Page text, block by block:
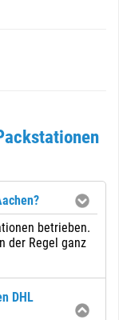
betrieben.
der Regel ganz
DHL